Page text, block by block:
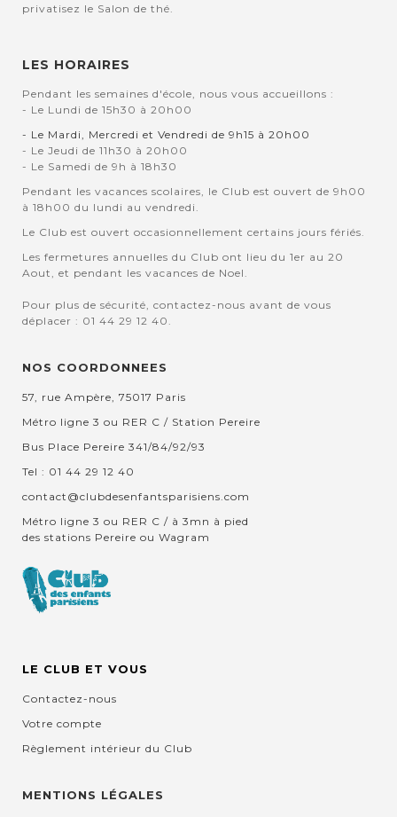
privatisez le Salon de thé.
LES HORAIRES
Pendant les semaines d'école, nous vous accueillons :
- Le Lundi de 15h30 à 20h00
- Le Mardi, Mercredi et Vendredi de 9h15 à 20h00
- Le Jeudi de 11h30 à 20h00
- Le Samedi de 9h à 18h30
Pendant les vacances scolaires, le Club est ouvert de 9h00
à 18h00 du lundi au vendredi.
Le Club est ouvert occasionnellement certains jours fériés.
Les fermetures annuelles du Club ont lieu du 1er au 20
Aout, et pendant les vacances de Noel.
Pour plus de sécurité, contactez-nous avant de vous
déplacer : 01 44 29 12 40.
NOS COORDONNEES
57, rue Ampère, 75017 Paris
Métro ligne 3 ou RER C / Station Pereire
Bus Place Pereire 341/84/92/93
Tel : 01 44 29 12 40
contact@clubdesenfantsparisiens.com
Métro ligne 3 ou RER C / à 3mn à pied
des stations Pereire ou Wagram
LE CLUB ET VOUS
Contactez-nous
Votre compte
Règlement intérieur du Club
MENTIONS LÉGALES